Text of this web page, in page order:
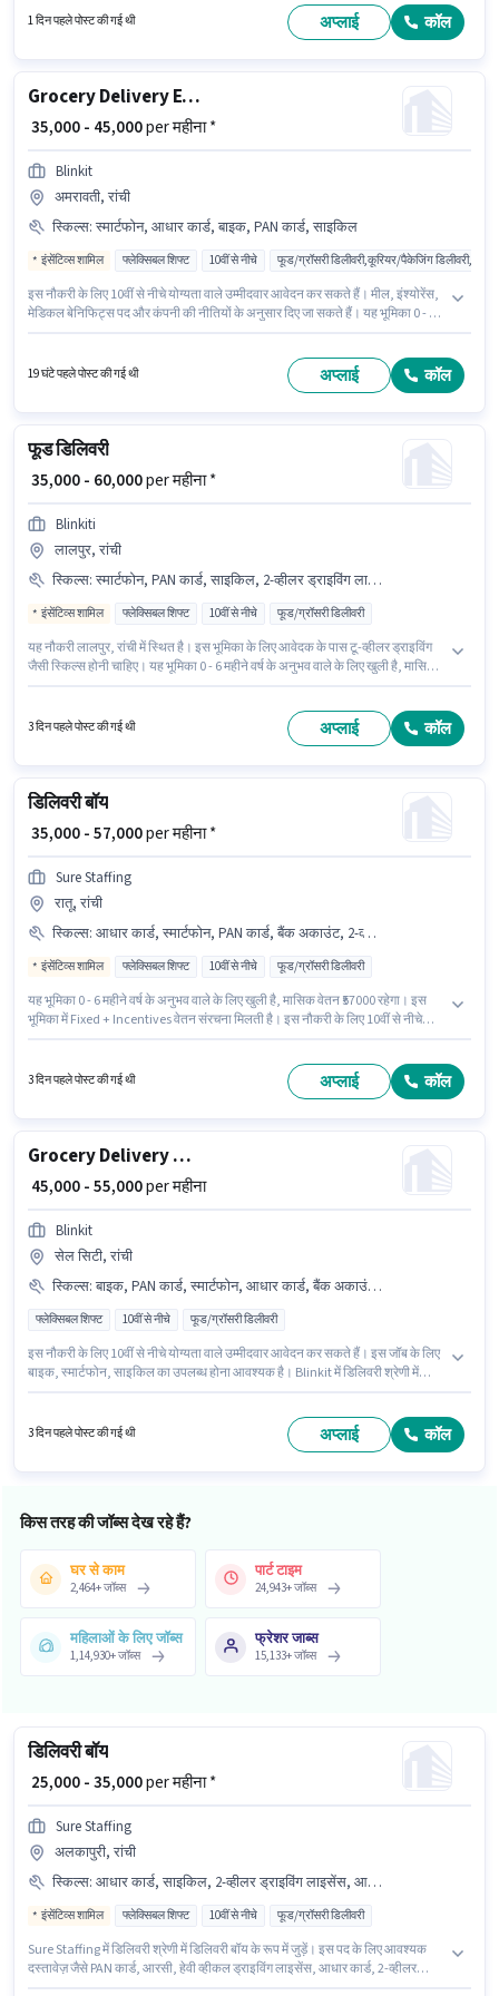
इस पद के लिए आवश्यक दस्तावेज़ जैसे PAN कार्ड, आरसी, आधार कार्ड, 2-व्हीलर ड्राइविंग
1 दिन पहले पोस्ट की गई थी अप्लाई कॉल
Grocery Delivery Executive
₹ 35,000 - 45,000per महीना *
Blinkit
अमरावती, रांची
स्किल्स: स्मार्टफोन, आधार कार्ड, बाइक, PAN कार्ड, साइकिल
इंसेंटिव्स शामिल फ्लेक्सिबल शिफ्ट 10वीं से नीचे फूड/ग्रॉसरी डिलीवरी,कूरियर/पैकेजिंग डिलीवरी,ई-
इस नौकरी के लिए 10वीं से नीचे योग्यता वाले उम्मीदवार आवेदन कर सकते हैं। मील, इंश्योरेंस,
मेडिकल बेनिफिट्स पद और कंपनी की नीतियों के अनुसार दिए जा सकते हैं। यह भूमिका 0 - 6+
डिलिवरी एग्जीक्यूटिव के रूप में जुड़ें। इस भूमिका के लिए आवेदन करने हेतु उम्मीदवार के पास
19 घंटे पहले पोस्ट की गई थी अप्लाई कॉल
फूड डिलिवरी
₹ 35,000 - 60,000per महीना *
Blinkiti
लालपुर, रांची
स्किल्स: स्मार्टफोन, PAN कार्ड, साइकिल, 2-व्हीलर ड्राइविंग लाइसेंस, आधार कार्ड, टू-व्हीलर ड्राइविंग, बैंक अकाउंट, बाइक
इंसेंटिव्स शामिल फ्लेक्सिबल शिफ्ट 10वीं से नीचे फूड/ग्रॉसरी डिलीवरी
यह नौकरी लालपुर, रांची में स्थित है। इस भूमिका के लिए आवेदक के पास टू-व्हीलर ड्राइविंग
जैसी स्किल्स होनी चाहिए। यह भूमिका 0 - 6 महीने वर्ष के अनुभव वाले के लिए खुली है, मासिक
रूप में जुड़ें। इस भूमिका में Fixed + Incentives वेतन संरचना मिलती है।
3 दिन पहले पोस्ट की गई थी अप्लाई कॉल
डिलिवरी बॉय
₹ 35,000 - 57,000per महीना *
Sure Staffing
रातू, रांची
स्किल्स: आधार कार्ड, स्मार्टफोन, PAN कार्ड, बैंक अकाउंट, 2-व्हीलर ड्राइविंग लाइसेंस, टू-व्हीलर ड्राइविंग, साइकिल, बाइक, आरसी
इंसेंटिव्स शामिल फ्लेक्सिबल शिफ्ट 10वीं से नीचे फूड/ग्रॉसरी डिलीवरी
यह भूमिका 0 - 6 महीने वर्ष के अनुभव वाले के लिए खुली है, मासिक वेतन ₹57000 रहेगा। इस
भूमिका में Fixed + Incentives वेतन संरचना मिलती है। इस नौकरी के लिए 10वीं से नीचे
टू-व्हीलर ड्राइविंग होना अनिवार्य है।
3 दिन पहले पोस्ट की गई थी अप्लाई कॉल
Grocery Delivery Boy
₹ 45,000 - 55,000per महीना
Blinkit
सेल सिटी, रांची
स्किल्स: बाइक, PAN कार्ड, स्मार्टफोन, आधार कार्ड, बैंक अकाउंट, साइकिल
फ्लेक्सिबल शिफ्ट 10वीं से नीचे फूड/ग्रॉसरी डिलीवरी
इस नौकरी के लिए 10वीं से नीचे योग्यता वाले उम्मीदवार आवेदन कर सकते हैं। इस जॉब के लिए
बाइक, स्मार्टफोन, साइकिल का उपलब्ध होना आवश्यक है। Blinkit में डिलिवरी श्रेणी में
आवश्यक हैं।
3 दिन पहले पोस्ट की गई थी अप्लाई कॉल
किस तरह की जॉब्स देख रहे हैं?
घर से काम
2,464+जॉब्स
पार्ट टाइम
24,943+जॉब्स
महिलाओं के लिए जॉब्स
1,14,930+जॉब्स
फ्रेशर जाब्स
15,133+जॉब्स
डिलिवरी बॉय
₹ 25,000 - 35,000per महीना *
Sure Staffing
अलकापुरी, रांची
स्किल्स: आधार कार्ड, साइकिल, 2-व्हीलर ड्राइविंग लाइसेंस, आरसी, स्मार्टफोन, हेवी व्हीकल ड्राइविंग लाइसेंस, बाइक, बैंक अकाउंट, PAN कार्ड
इंसेंटिव्स शामिल फ्लेक्सिबल शिफ्ट 10वीं से नीचे फूड/ग्रॉसरी डिलीवरी
Sure Staffing में डिलिवरी श्रेणी में डिलिवरी बॉय के रूप में जुड़ें। इस पद के लिए आवश्यक
दस्तावेज़ जैसे PAN कार्ड, आरसी, हेवी व्हीकल ड्राइविंग लाइसेंस, आधार कार्ड, 2-व्हीलर